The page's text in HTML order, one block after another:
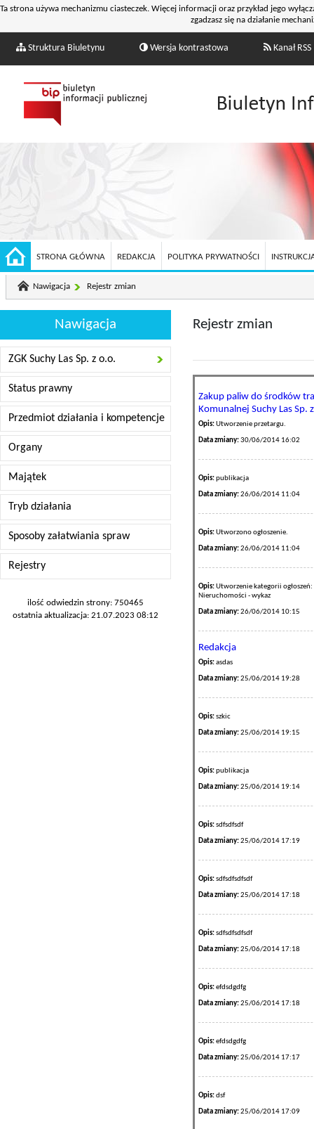
Ta strona używa mechanizmu ciasteczek. Więcej informacji oraz przykład jego
zgadzasz się na działanie
Struktura Biuletynu Wersja kontrastowa Kanał RSS
STRONA GŁÓWNA REDAKCJA POLITYKA PRYWATNOŚCI
Nawigacja Rejestr zmian
Nawigacja
ZGK Suchy Las Sp. z o.o.
Status prawny
Przedmiot działania i kompetencje
Organy
Majątek
Tryb działania
Sposoby załatwiania spraw
Rejestry
ilość odwiedzin strony: 750465
ostatnia aktualizacja: 21.07.2023 08:12
Rejestr zmian
Zakup paliw do środków
Komunalnej Suchy Las Sp.
Opis:Utworzenie przetargu.
Data zmiany:30/06/2014 16:02
Opis:publikacja
Data zmiany:26/06/2014 11:04
Opis:Utworzono ogłoszenie.
Data zmiany:26/06/2014 11:04
Opis:Utworzenie kategorii ogłoszeń:
Nieruchomości - wykaz
Data zmiany:26/06/2014 10:15
Redakcja
Opis:asdas
Data zmiany:25/06/2014 19:28
Opis:szkic
Data zmiany:25/06/2014 19:15
Opis:publikacja
Data zmiany:25/06/2014 19:14
Opis:sdfsdfsdf
Data zmiany:25/06/2014 17:19
Opis:sdfsdfsdfsdf
Data zmiany:25/06/2014 17:18
Opis:sdfsdfsdfsdf
Data zmiany:25/06/2014 17:18
Opis:efdsdgdfg
Data zmiany:25/06/2014 17:18
Opis:efdsdgdfg
Data zmiany:25/06/2014 17:17
Opis:dsf
Data zmiany:25/06/2014 17:09